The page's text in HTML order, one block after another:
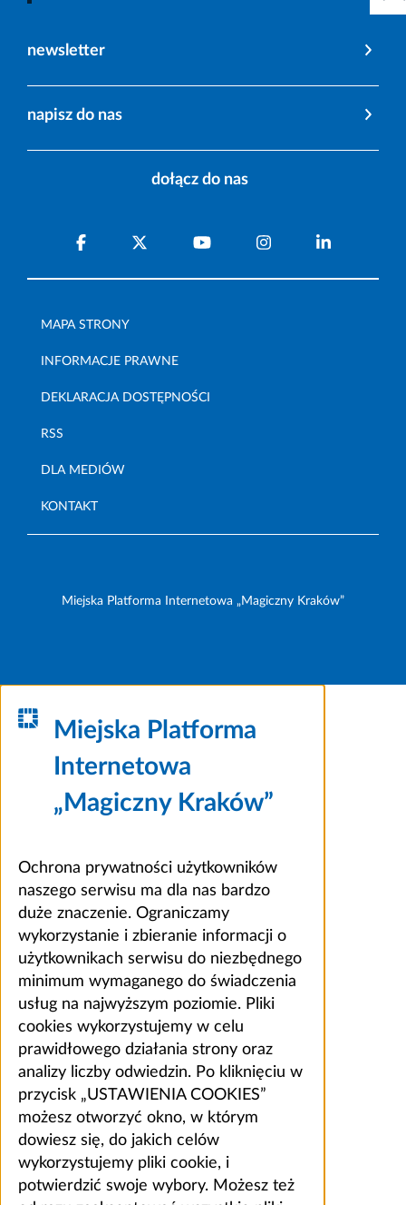
newsletter
napisz do nas
dołącz do nas
MAPA STRONY
INFORMACJE PRAWNE
DEKLARACJA DOSTĘPNOŚCI
RSS
DLA MEDIÓW
KONTAKT
Miejska Platforma Internetowa „Magiczny Kraków”
Miejska Platforma
Internetowa
„Magiczny Kraków”
Ochrona prywatności użytkowników
naszego serwisu ma dla nas bardzo
duże znaczenie. Ograniczamy
wykorzystanie i zbieranie informacji o
użytkownikach serwisu do niezbędnego
minimum wymaganego do świadczenia
usług na najwyższym poziomie. Pliki
cookies wykorzystujemy w celu
prawidłowego działania strony oraz
analizy liczby odwiedzin. Po kliknięciu w
przycisk „USTAWIENIA COOKIES”
możesz otworzyć okno, w którym
dowiesz się, do jakich celów
wykorzystujemy pliki cookie, i
potwierdzić swoje wybory. Możesz też